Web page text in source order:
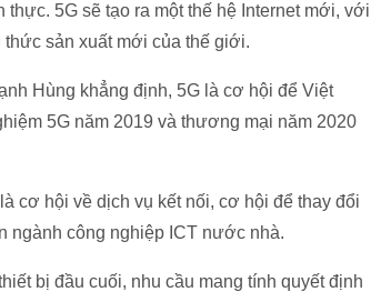
5G sẽ tạo ra một thế hệ Internet mới, với
sản xuất mới của thế giới.
Hùng khẳng định, 5G là cơ hội để Việt
5G năm 2019 và thương mại năm 2020
cơ hội về dịch vụ kết nối, cơ hội để thay đổi
ngành công nghiệp ICT nước nhà.
bị đầu cuối, nhu cầu mang tính quyết định